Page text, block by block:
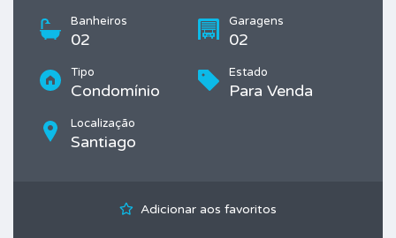
Banheiros
02
Garagens
02
Tipo
Condomínio
Estado
Para Venda
Localização
Santiago
Adicionar aos favoritos